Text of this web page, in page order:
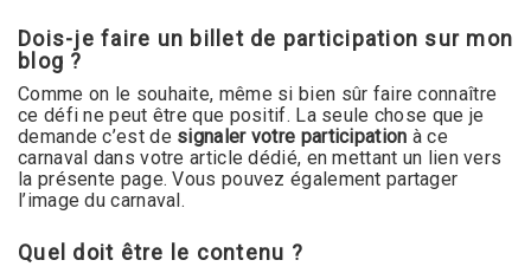
Dois-je faire un billet de participation sur mon
blog ?
Comme on le souhaite, même si bien sûr faire connaître
ce défi ne peut être que positif. La seule chose que je
demande c’est de signaler votre participation à ce
carnaval dans votre article dédié, en mettant un lien vers
la présente page. Vous pouvez également partager
l’image du carnaval.
Quel doit être le contenu ?